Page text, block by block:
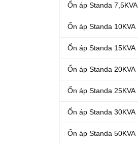
Ổn áp Standa 7,5KVA
Ổn áp Standa 10KVA
Ổn áp Standa 15KVA
Ổn áp Standa 20KVA
Ổn áp Standa 25KVA
Ổn áp Standa 30KVA
Ổn áp Standa 50KVA